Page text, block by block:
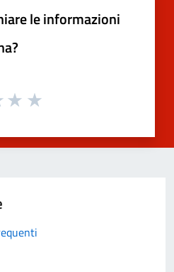
le informazioni